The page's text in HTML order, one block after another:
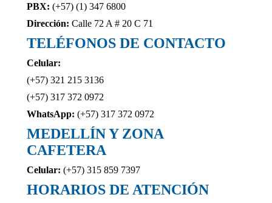
PBX: (+57) (1) 347 6800
Dirección: Calle 72 A # 20 C 71
TELÉFONOS DE CONTACTO
Celular:
(+57) 321 215 3136
(+57) 317 372 0972
WhatsApp: (+57) 317 372 0972
MEDELLÍN Y ZONA
CAFETERA
Celular: (+57) 315 859 7397
HORARIOS DE ATENCIÓN